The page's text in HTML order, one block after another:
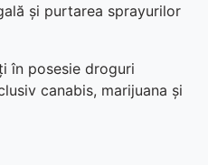
și purtarea sprayurilor
în posesie droguri
canabis, marijuana și